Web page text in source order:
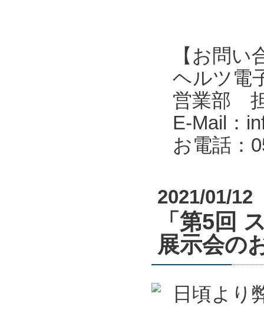
【お問い
ヘルツ電
営業部
E-Mail：
お電話：
2021/01/12
「第5回
展示会の
日頃より